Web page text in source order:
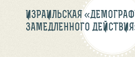
ИЗРАИЛЬСКАЯ
ЗАМЕДЛЕННОГО